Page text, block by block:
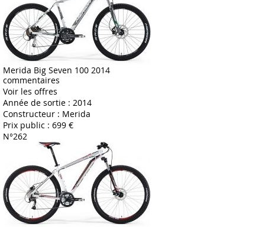
Merida Big Seven 100 2014
commentaires
Voir les offres
Année de sortie : 2014
Constructeur : Merida
Prix public : 699 €
N°262